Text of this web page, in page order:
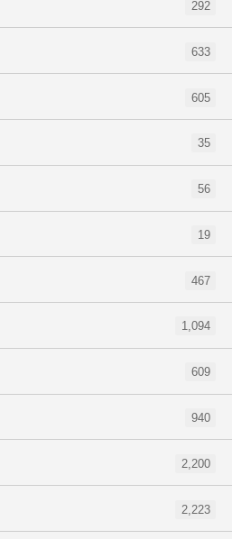
292
633
605
35
56
19
467
1,094
609
940
2,200
2,223